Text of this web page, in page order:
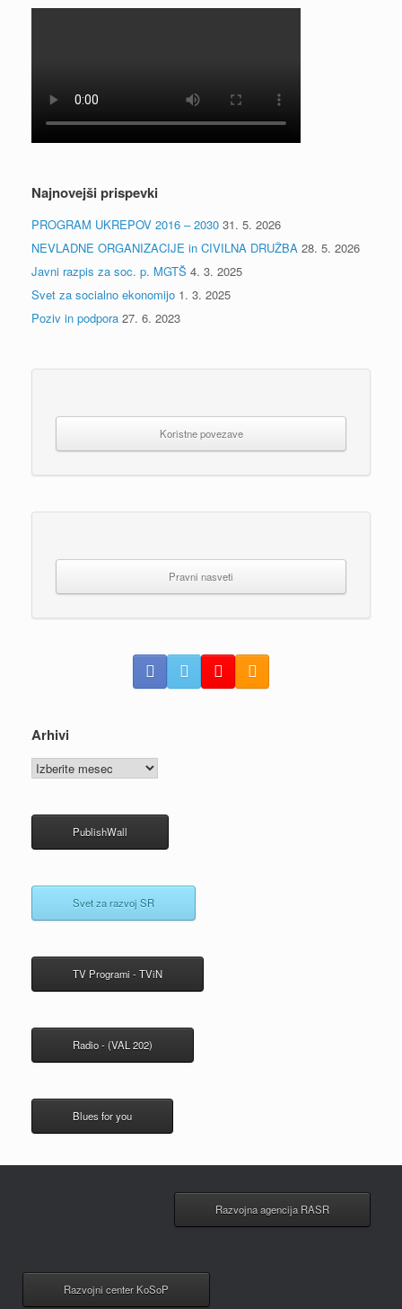
Najnovejši prispevki
PROGRAM UKREPOV 2016 – 2030 31. 5. 2026
NEVLADNE ORGANIZACIJE in CIVILNA DRUŽBA 28. 5. 2026
Javni razpis za soc. p. MGTŠ 4. 3. 2025
Svet za socialno ekonomijo 1. 3. 2025
Poziv in podpora 27. 6. 2023
Koristne povezave
Pravni nasveti
Arhivi
Arhivi
PublishWall
Svet za razvoj SR
TV Programi - TViN
Radio - (VAL 202)
Blues for you
Razvojna agencija RASR
Razvojni center KoSoP